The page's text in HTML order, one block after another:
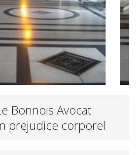
Bonnois Avocat
prejudice corporel